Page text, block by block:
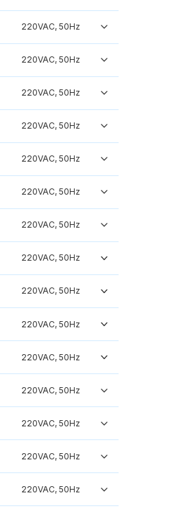
220VAC, 50Hz
220VAC, 50Hz
220VAC, 50Hz
220VAC, 50Hz
220VAC, 50Hz
220VAC, 50Hz
220VAC, 50Hz
220VAC, 50Hz
220VAC, 50Hz
220VAC, 50Hz
220VAC, 50Hz
220VAC, 50Hz
220VAC, 50Hz
220VAC, 50Hz
220VAC, 50Hz